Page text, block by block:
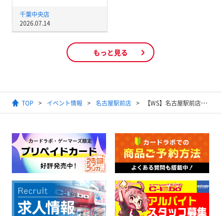
千葉中央店
2026.07.14
もっと見る
TOP イベント情報 名古屋駅前店 【WS】名古屋駅前店リニューアルオープン記念！「トリニティトリオトライアル!!!」「ランブルファイト!!!」